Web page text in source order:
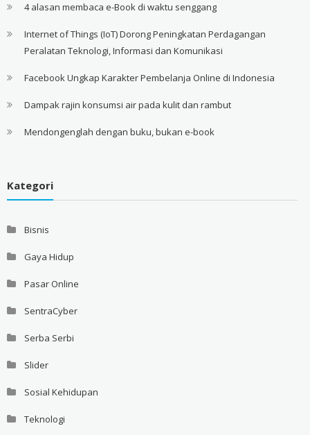
4 alasan membaca e-Book di waktu senggang
Internet of Things (IoT) Dorong Peningkatan Perdagangan
Peralatan Teknologi, Informasi dan Komunikasi
Facebook Ungkap Karakter Pembelanja Online di Indonesia
Dampak rajin konsumsi air pada kulit dan rambut
Mendongenglah dengan buku, bukan e-book
Kategori
Bisnis
Gaya Hidup
Pasar Online
SentraCyber
Serba Serbi
Slider
Sosial Kehidupan
Teknologi